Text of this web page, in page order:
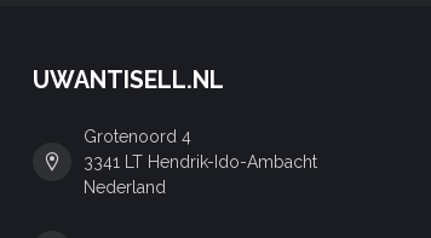
UWANTISELL.NL
Grotenoord 4
3341 LT Hendrik-Ido-Ambacht
Nederland